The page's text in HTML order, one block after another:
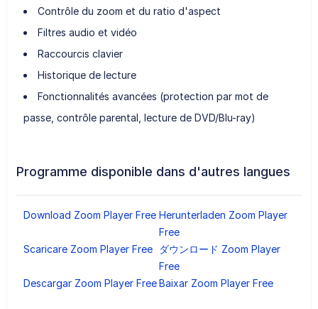
Contrôle du zoom et du ratio d'aspect
Filtres audio et vidéo
Raccourcis clavier
Historique de lecture
Fonctionnalités avancées (protection par mot de
passe, contrôle parental, lecture de DVD/Blu-ray)
Programme disponible dans d'autres langues
Download Zoom Player Free Herunterladen Zoom Player
Free
Scaricare Zoom Player Free
ダウンロード Zoom Player
Free
Descargar Zoom Player FreeBaixar Zoom Player Free